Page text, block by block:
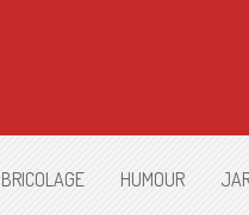
BRICOLAGE HUMOUR